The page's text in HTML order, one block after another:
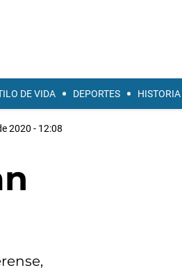
DE VIDA DEPORTES HISTORIA
2020 - 12:08